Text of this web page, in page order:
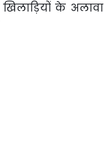
के अलावा